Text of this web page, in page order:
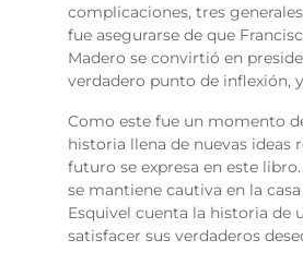
complicaciones, tres
fue asegurarse de que
Madero se convirtió en
verdadero punto de inflexión,
Como este fue un momento
historia llena de nuevas ideas
futuro se expresa en este
se mantiene cautiva en la
Esquivel cuenta la historia de
satisfacer sus verdaderos